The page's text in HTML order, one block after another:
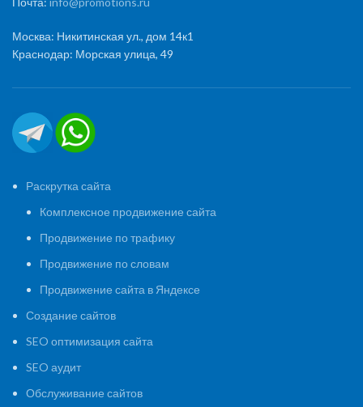
Москва: Никитинская ул., дом 14к1
Краснодар: Морская улица, 49
Раскрутка сайта
Комплексное продвижение сайта
Продвижение по трафику
Продвижение по словам
Продвижение сайта в Яндексе
Создание сайтов
SEO оптимизация сайта
SEO аудит
Обслуживание сайтов